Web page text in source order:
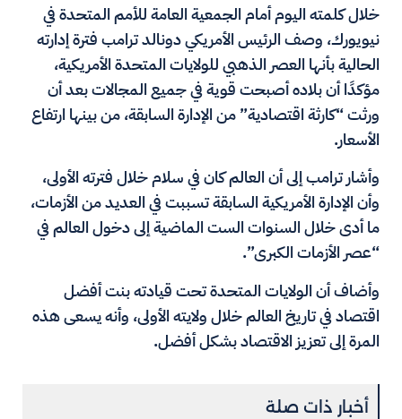
خلال كلمته اليوم أمام الجمعية العامة للأمم المتحدة في
نيويورك، وصف الرئيس الأمريكي دونالد ترامب فترة إدارته
الحالية بأنها العصر الذهبي للولايات المتحدة الأمريكية،
مؤكدًا أن بلاده أصبحت قوية في جميع المجالات بعد أن
ورثت “كارثة اقتصادية” من الإدارة السابقة، من بينها ارتفاع
الأسعار.
وأشار ترامب إلى أن العالم كان في سلام خلال فترته الأولى،
وأن الإدارة الأمريكية السابقة تسببت في العديد من الأزمات،
ما أدى خلال السنوات الست الماضية إلى دخول العالم في
“عصر الأزمات الكبرى”.
وأضاف أن الولايات المتحدة تحت قيادته بنت أفضل
اقتصاد في تاريخ العالم خلال ولايته الأولى، وأنه يسعى هذه
المرة إلى تعزيز الاقتصاد بشكل أفضل.
أخبار ذات صلة